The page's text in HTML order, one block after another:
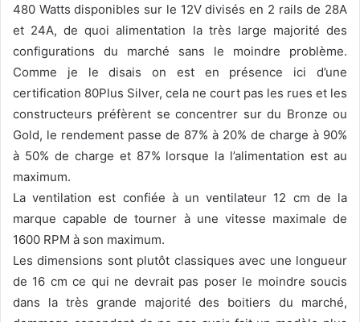
480 Watts disponibles sur le 12V divisés en 2 rails de 28A
et 24A, de quoi alimentation la très large majorité des
configurations du marché sans le moindre problème.
Comme je le disais on est en présence ici d’une
certification 80Plus Silver, cela ne court pas les rues et les
constructeurs préfèrent se concentrer sur du Bronze ou
Gold, le rendement passe de 87% à 20% de charge à 90%
à 50% de charge et 87% lorsque la l’alimentation est au
maximum.
La ventilation est confiée à un ventilateur 12 cm de la
marque capable de tourner à une vitesse maximale de
1600 RPM à son maximum.
Les dimensions sont plutôt classiques avec une longueur
de 16 cm ce qui ne devrait pas poser le moindre soucis
dans la très grande majorité des boitiers du marché,